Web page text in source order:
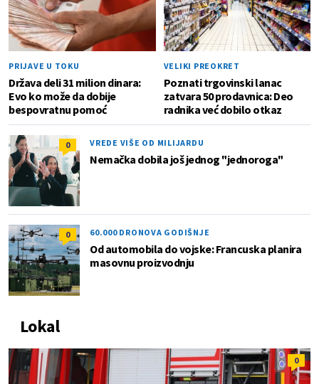
PRIJAVE U TOKU
Država deli 31 milion dinara:
Evo ko može da dobije
bespovratnu pomoć
VELIKI PREOKRET
Poznati trgovinski lanac
zatvara 50 prodavnica: Deo
radnika već dobilo otkaz
0 VREDE VIŠE OD MILIJARDU
Nemačka dobila još jednog "jednoroga"
0 60.000 DRONOVA GODIŠNJE
Od automobila do vojske: Francuska planira
masovnu proizvodnju
Lokal
0